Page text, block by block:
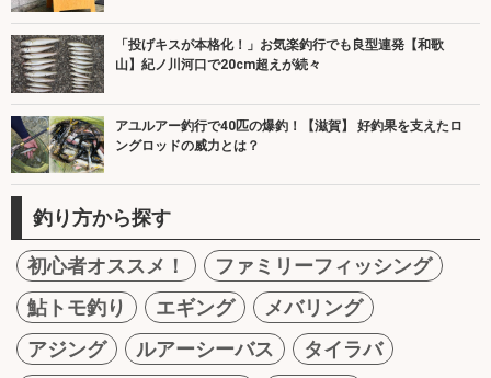
「投げキスが本格化！」お気楽釣行でも良型連発【和歌
山】紀ノ川河口で20cm超えが続々
アユルアー釣行で40匹の爆釣！【滋賀】 好釣果を支えたロ
ングロッドの威力とは？
釣り方から探す
初心者オススメ！
ファミリーフィッシング
鮎トモ釣り
エギング
メバリング
アジング
ルアーシーバス
タイラバ